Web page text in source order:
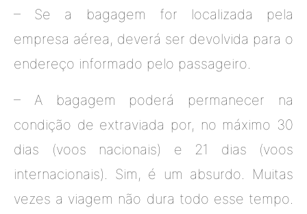
– Se a bagagem for localizada pela
empresa aérea, deverá ser devolvida para o
endereço informado pelo passageiro.
– A bagagem poderá permanecer na
condição de extraviada por, no máximo 30
dias (voos nacionais) e 21 dias (voos
internacionais). Sim, é um absurdo. Muitas
vezes a viagem não dura todo esse tempo.